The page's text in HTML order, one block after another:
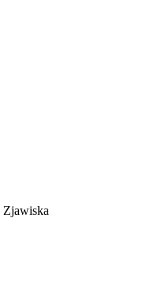
Zjawiska